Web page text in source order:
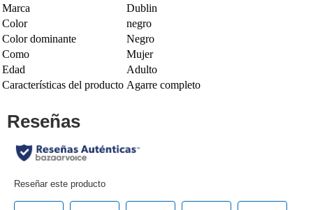
Marca
Dublin
Color
negro
Color dominante
Negro
Como
Mujer
Edad
Adulto
Características del producto Agarre completo